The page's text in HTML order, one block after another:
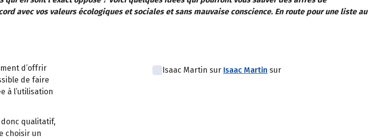
avec vos valeurs écologiques et sociales et sans mauvaise conscience. En route pour une liste au
d’offrir
de faire
à l’utilisation
qualitatif,
choisir un
Isaac Martin sur Isaac Martin sur